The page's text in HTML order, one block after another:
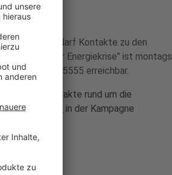
bei Bedarf Kontakte zu den
in der Energiekrise" ist montags
0214/406-5555 erreichbar.
und Kontakte rund um die
Homepage
in der Kampagne